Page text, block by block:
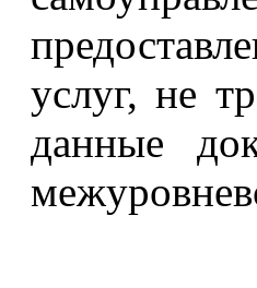
услуг, не
данные